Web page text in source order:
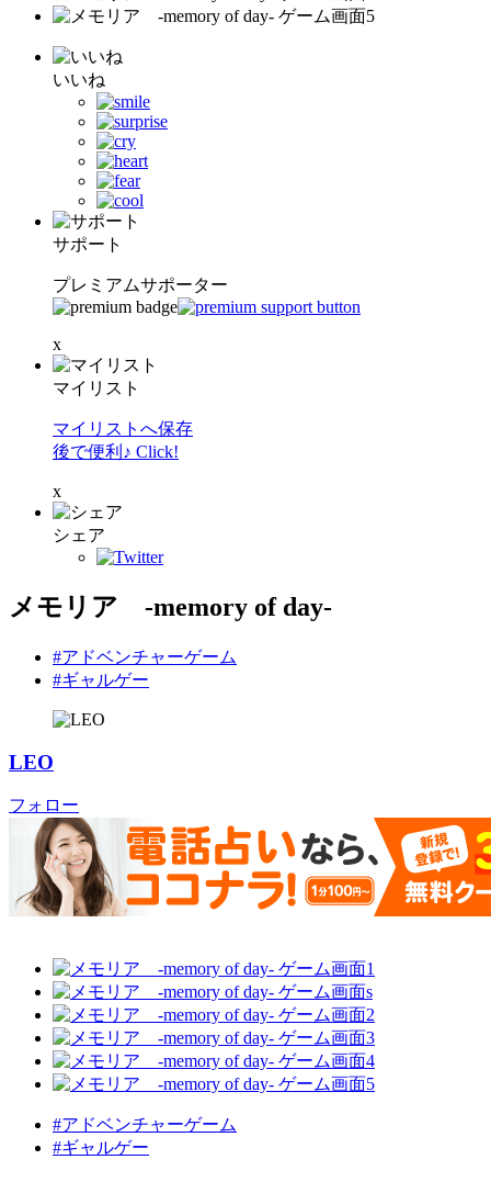
いいね
サポート
プレミアムサポーター
x
マイリスト
マイリストへ保存
後で便利♪ Click!
x
シェア
メモリア -memory of day-
#アドベンチャーゲーム
#ギャルゲー
LEO
フォロー
#アドベンチャーゲーム
#ギャルゲー